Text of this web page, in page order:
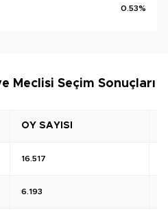
0.53%
Meclisi Seçim Sonuçları
OY SAYISI
16.517
6.193